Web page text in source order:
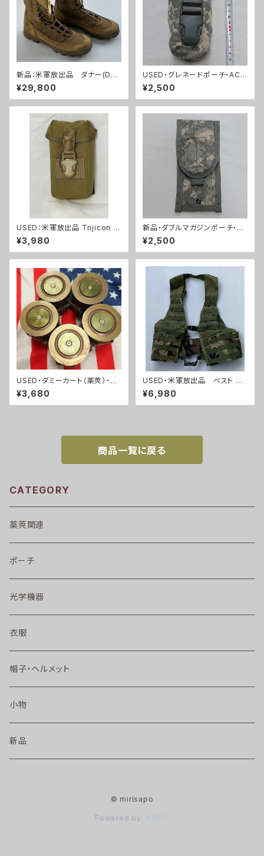
新品：米軍放出品 ダナー(Dan
ner)ブーツ(A0255)
¥29,800
USED・グレネードポーチ・ACU
フラッシュバン(A0045)
¥2,500
USED：米軍放出品 Trijicon A
COG RCO トリジコン アコグ
ポーチ タンカラー(A288)
¥3,980
新品・ダブルマガジンポーチ・A
CU(A0058)
¥2,500
USED・ダミーカート（薬莢）・40
mmグレネードランチャー、5発
セット！(A28)
¥3,680
USED・米軍放出品 ベスト モ
ール2 FLC ウッドランド(A019
6)
¥6,980
商品一覧に戻る
CATEGORY
薬莢関連
ポーチ
光学機器
衣服
帽子・ヘルメット
小物
新品
© mirisapo
Powered by